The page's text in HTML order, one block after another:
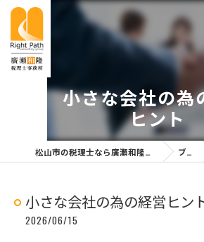
小さな会社の為
ヒント
松山市の税理士なら廣瀬和隆税理士事務所 ブログ
小さな会社の為の経営ヒン
2026/06/15